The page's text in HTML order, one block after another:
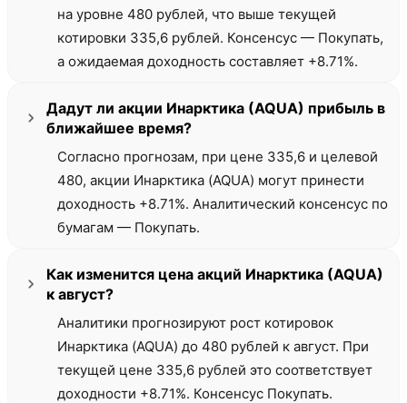
на уровне 480 рублей, что выше текущей
котировки 335,6 рублей. Консенсус — Покупать,
а ожидаемая доходность составляет +8.71%.
Дадут ли акции Инарктика (AQUA) прибыль в
ближайшее время?
Согласно прогнозам, при цене 335,6 и целевой
480, акции Инарктика (AQUA) могут принести
доходность +8.71%. Аналитический консенсус по
бумагам — Покупать.
Как изменится цена акций Инарктика (AQUA)
к август?
Аналитики прогнозируют рост котировок
Инарктика (AQUA) до 480 рублей к август. При
текущей цене 335,6 рублей это соответствует
доходности +8.71%. Консенсус Покупать.